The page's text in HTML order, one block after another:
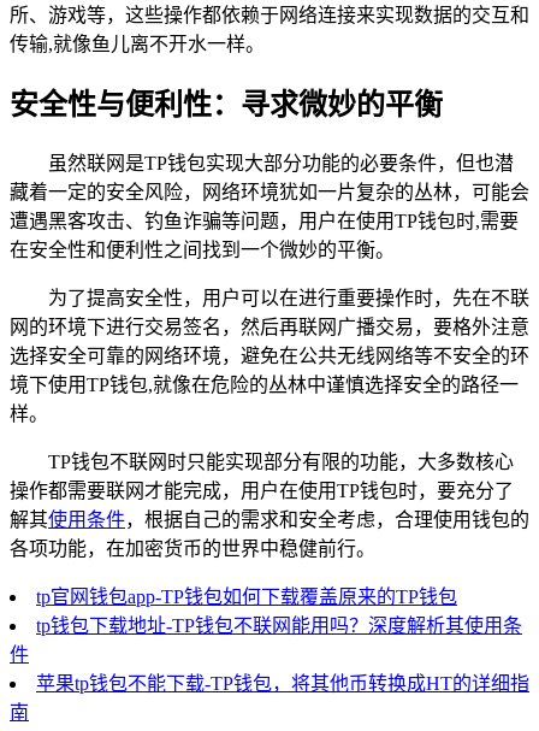
所、游戏等，这些操作都依赖于网络连接来实现数据的交互和
传输,就像鱼儿离不开水一样。
安全性与便利性：寻求微妙的平衡
虽然联网是TP钱包实现大部分功能的必要条件，但也潜
藏着一定的安全风险，网络环境犹如一片复杂的丛林，可能会
遭遇黑客攻击、钓鱼诈骗等问题，用户在使用TP钱包时,需要
在安全性和便利性之间找到一个微妙的平衡。
为了提高安全性，用户可以在进行重要操作时，先在不联
网的环境下进行交易签名，然后再联网广播交易，要格外注意
选择安全可靠的网络环境，避免在公共无线网络等不安全的环
境下使用TP钱包,就像在危险的丛林中谨慎选择安全的路径一
样。
TP钱包不联网时只能实现部分有限的功能，大多数核心
操作都需要联网才能完成，用户在使用TP钱包时，要充分了
解其使用条件，根据自己的需求和安全考虑，合理使用钱包的
各项功能，在加密货币的世界中稳健前行。
tp官网钱包app-TP钱包如何下载覆盖原来的TP钱包
tp钱包下载地址-TP钱包不联网能用吗？深度解析其使用条
件
苹果tp钱包不能下载-TP钱包，将其他币转换成HT的详细指
南